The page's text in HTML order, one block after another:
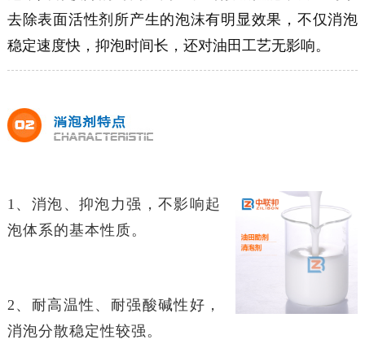
去除表面活性剂所产生的泡沫有明显效果，不仅消泡
稳定速度快，抑泡时间长，还对油田工艺无影响。
1、消泡、抑泡力强，不影响起
泡体系的基本性质。
2、耐高温性、耐强酸碱性好，
消泡分散稳定性较强。